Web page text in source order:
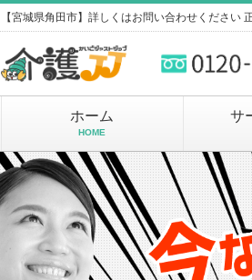
【宮城県角田市】詳しくはお問い合わせくださ
ホーム
HOME
サ